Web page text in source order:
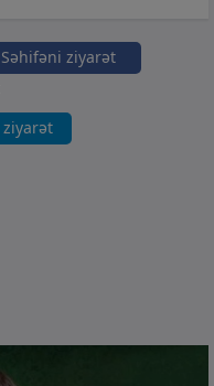
Səhifəni ziyarət